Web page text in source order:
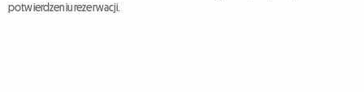
potwierdzeniu rezerwacji.